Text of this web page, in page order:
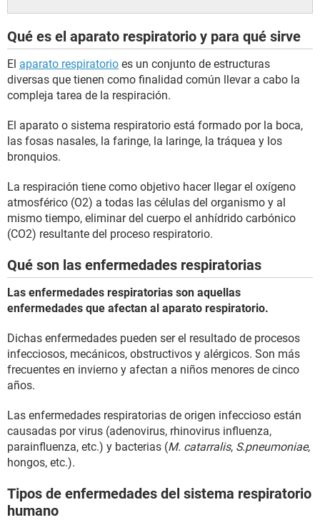
Qué es el aparato respiratorio y para qué sirve
El aparato respiratorio es un conjunto de estructuras
diversas que tienen como finalidad común llevar a cabo la
compleja tarea de la respiración.
El aparato o sistema respiratorio está formado por la boca,
las fosas nasales, la faringe, la laringe, la tráquea y los
bronquios.
La respiración tiene como objetivo hacer llegar el oxígeno
atmosférico (O2) a todas las células del organismo y al
mismo tiempo, eliminar del cuerpo el anhídrido carbónico
(CO2) resultante del proceso respiratorio.
Qué son las enfermedades respiratorias
Las enfermedades respiratorias son aquellas
enfermedades que afectan al aparato respiratorio.
Dichas enfermedades pueden ser el resultado de procesos
infecciosos, mecánicos, obstructivos y alérgicos. Son más
frecuentes en invierno y afectan a niños menores de cinco
años.
Las enfermedades respiratorias de origen infeccioso están
causadas por virus (adenovirus, rhinovirus influenza,
parainfluenza, etc.) y bacterias (M. catarralis, S.pneumoniae,
hongos, etc.).
Tipos de enfermedades del sistema respiratorio
humano